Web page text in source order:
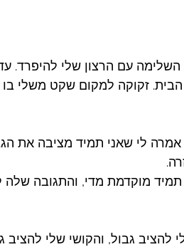
עם הרצון שלי להיפרד.
זקוקה למקום שקט משלי בו
לי שאני תמיד מציבה את
מוקדמת מדי, והתגובה שלה
להציב גבול, והקושי שלי